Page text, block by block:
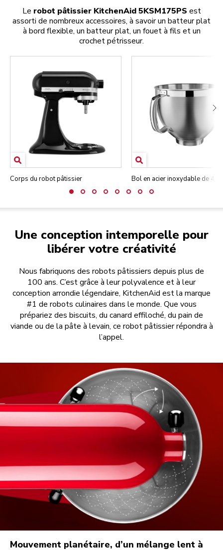
Le robot pâtissier KitchenAid 5KSM175PS est
assorti de nombreux accessoires, à savoir un batteur plat
à bord flexible, un batteur plat, un fouet à fils et un
crochet pétrisseur.
Corps du robot pâtissier Bol en acier inoxydable de 4,7
Une conception intemporelle pour
libérer votre créativité
Nous fabriquons des robots pâtissiers depuis plus de
100 ans. C’est grâce à leur polyvalence et à leur
conception arrondie légendaire, KitchenAid est la marque
#1 de robots culinaires dans le monde. Que vous
prépariez des biscuits, du canard effiloché, du pain de
viande ou de la pâte à levain, ce robot pâtissier répondra à
l’appel.
Mouvement planétaire, d’un mélange lent à